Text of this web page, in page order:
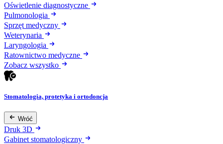
Oświetlenie diagnostyczne
Pulmonologia
Sprzęt medyczny
Weterynaria
Laryngologia
Ratownictwo medyczne
Zobacz wszystko
Stomatologia, protetyka i ortodoncja
Wróć
Druk 3D
Gabinet stomatologiczny